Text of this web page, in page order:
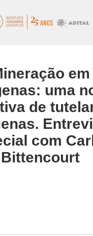
uma
de
com
Bittencourt